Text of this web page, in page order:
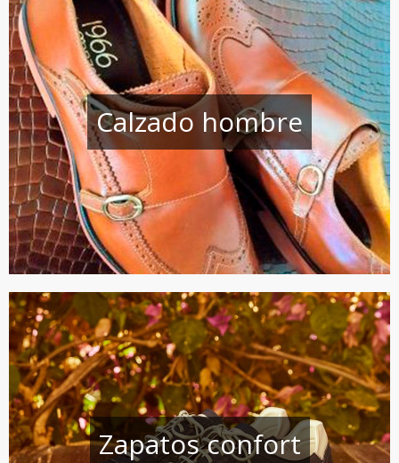
Calzado hombre
Zapatos confort